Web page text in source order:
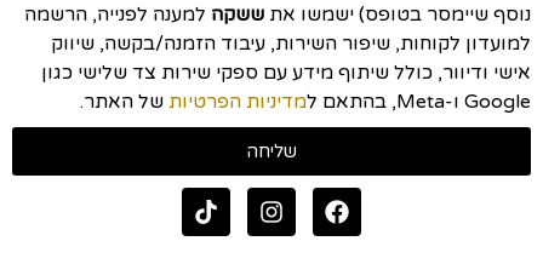
נוסף שיימסר בטופס) ישמשו את ששקה למענה לפנייה, הרשמה
למועדון לקוחות, שיפור השירות, עיבוד הזמנה/בקשה, שיווק
אישי ודיוור, כולל שיתוף מידע עם ספקי שירות צד שלישי כגון
Google ו-Meta, בהתאם ל
מדיניות הפרטיות של האתר.
שליחה